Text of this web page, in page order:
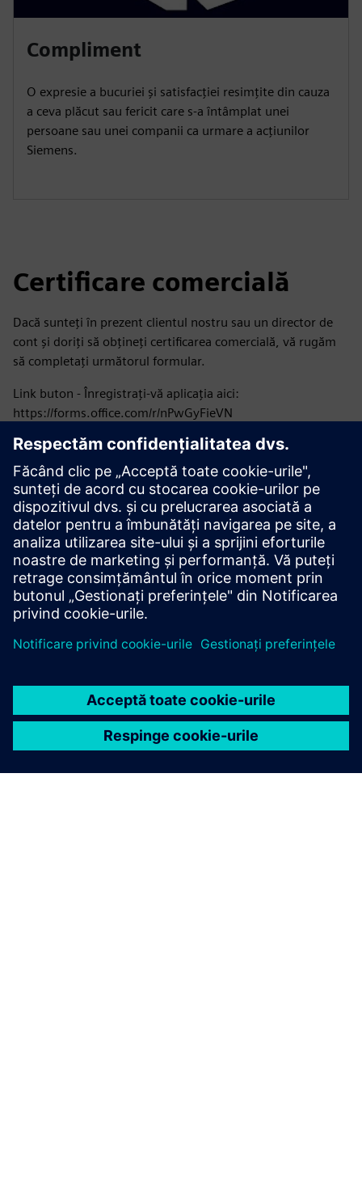
Compliment
O expresie a bucuriei și satisfacției resimțite din cauza
a ceva plăcut sau fericit care s-a întâmplat unei
persoane sau unei companii ca urmare a acțiunilor
Siemens.
Certificare comercială
Dacă sunteți în prezent clientul nostru sau un director de
cont și doriți să obțineți certificarea comercială, vă rugăm
să completați următorul formular.
Link buton - Înregistrați-vă aplicația aici:
https://forms.office.com/r/nPwGyFieVN
Urmăriți-ne pe rețelele noastre de socializare
Rămâneți în fața curbei, mereu informat.
Facebook - Siemens România
Instagram - Siemens Sudamerica
LinkedIn — Siemens
Youtube — Siemens